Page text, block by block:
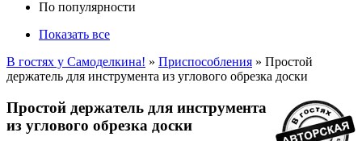
По популярности
Показать все
В гостях у Самоделкина! » Приспособления » Простой
держатель для инструмента из углового обрезка доски
Простой держатель для инструмента
из углового обрезка доски